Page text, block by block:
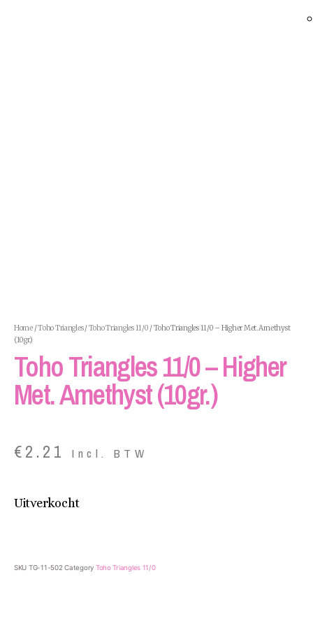
Home/Toho Triangles/Toho Triangles 11/0 / Toho Triangles 11/0 – Higher Met. Amethyst
(10gr.)
Toho Triangles 11/0 – Higher
Met. Amethyst (10gr.)
€2.21 Incl. BTW
Uitverkocht
SKU TG-11-502Category Toho Triangles 11/0